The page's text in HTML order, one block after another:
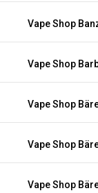
Vape Shop
Vape Shop
Vape Shop
Vape Shop
Vape Shop